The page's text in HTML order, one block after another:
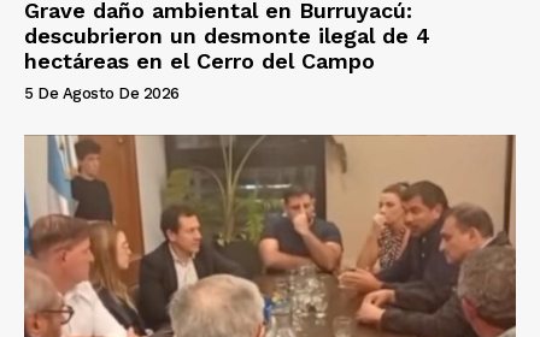
Grave daño ambiental en Burruyacú:
descubrieron un desmonte ilegal de 4
hectáreas en el Cerro del Campo
5 De Agosto De 2026